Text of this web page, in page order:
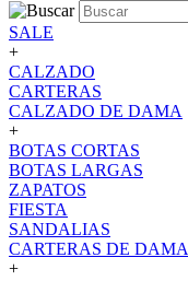
SALE
+
CALZADO
CARTERAS
CALZADO DE DAMA
+
BOTAS CORTAS
BOTAS LARGAS
ZAPATOS
FIESTA
SANDALIAS
CARTERAS DE DAMA
+